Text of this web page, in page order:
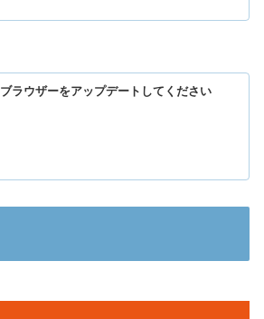
ブラウザーをアップデートしてください